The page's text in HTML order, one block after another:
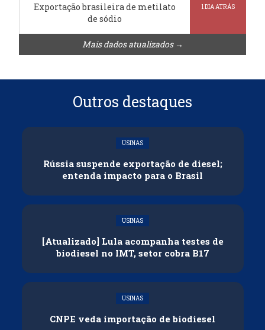
Exportação brasileira de metilato
de sódio
1 DIA ATRÁS
Mais dados atualizados →
Outros destaques
USINAS
Rússia suspende exportação de diesel;
entenda impacto para o Brasil
USINAS
[Atualizado] Lula acompanha testes de
biodiesel no IMT, setor cobra B17
USINAS
CNPE veda importação de biodiesel